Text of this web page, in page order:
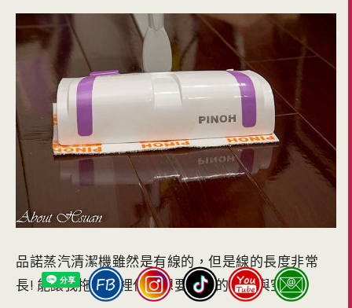
品諾蒸汽清潔機雖然是有線的，但是線的長度非常
長! 能讓我拖房間裡任何想要清潔的角落與空間!